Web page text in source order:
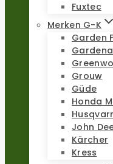
Fuxtec
Merken G-K
Garden
Gardena
Grouw
Güde
Honda
John
Kärcher
Kress